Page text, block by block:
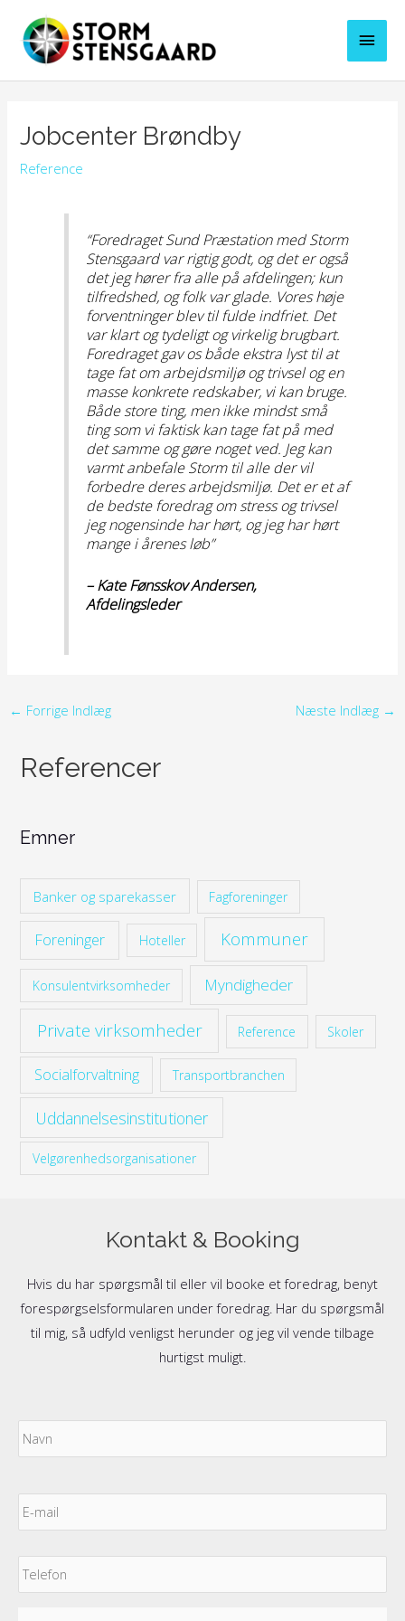
indholdet
Jobcenter Brøndby
Reference
“Foredraget Sund Præstation med Storm
Stensgaard var rigtig godt, og det er også
det jeg hører fra alle på afdelingen; kun
tilfredshed, og folk var glade. Vores høje
forventninger blev til fulde indfriet. Det
var klart og tydeligt og virkelig brugbart.
Foredraget gav os både ekstra lyst til at
tage fat om arbejdsmiljø og trivsel og en
masse konkrete redskaber, vi kan bruge.
Både store ting, men ikke mindst små
ting som vi faktisk kan tage fat på med
det samme og gøre noget ved. Jeg kan
varmt anbefale Storm til alle der vil
forbedre deres arbejdsmiljø. Det er et af
de bedste foredrag om stress og trivsel
jeg nogensinde har hørt, og jeg har hørt
mange i årenes løb”
– Kate Fønsskov Andersen,
Afdelingsleder
← Forrige Indlæg Næste Indlæg →
Referencer
Emner
Banker og sparekasser Fagforeninger
Foreninger Hoteller Kommuner
Konsulentvirksomheder Myndigheder
Private virksomheder Reference Skoler
Socialforvaltning Transportbranchen
Uddannelsesinstitutioner
Velgørenhedsorganisationer
Kontakt & Booking
Hvis du har spørgsmål til eller vil booke et foredrag, benyt
forespørgselsformularen under foredrag. Har du spørgsmål
til mig, så udfyld venligst herunder og jeg vil vende tilbage
hurtigst muligt.
E-
mail *
Telefon